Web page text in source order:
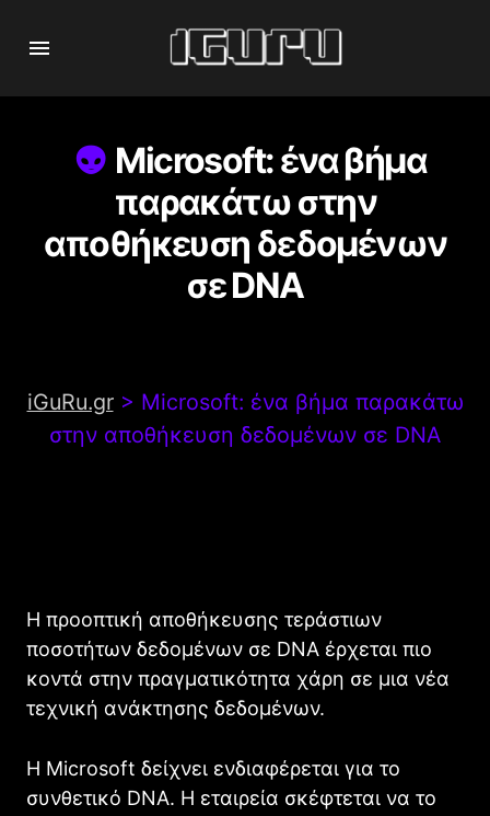
Microsoft: ένα βήμα
παρακάτω στην
αποθήκευση δεδομένων
σε DNA
iGuRu.gr> Microsoft: ένα βήμα παρακάτω
στην αποθήκευση δεδομένων σε DNA
Η προοπτική αποθήκευσης τεράστιων
ποσοτήτων δεδομένων σε DNA έρχεται πιο
κοντά στην πραγματικότητα χάρη σε μια νέα
τεχνική ανάκτησης δεδομένων.
Η Microsoft δείχνει ενδιαφέρεται για το
συνθετικό DNΑ. Η εταιρεία σκέφτεται να το